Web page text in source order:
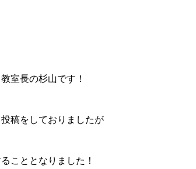
室長の杉山です！
稿をしておりましたが
こととなりました！